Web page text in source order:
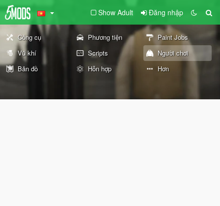
Show Adult Đăng nhập
Công cụ Phương tiện
Paint Jobs
Vũ khí
Scripts
Người chơi
Bản đồ
Hỗn hợp Hơn